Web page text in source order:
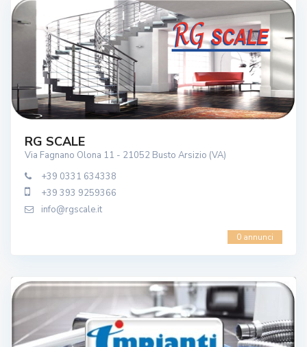
RG SCALE
Via Fagnano Olona 11 - 21052 Busto Arsizio (VA)
+39 0331 634338
+39 393 9259366
info@rgscale.it
0 annunci